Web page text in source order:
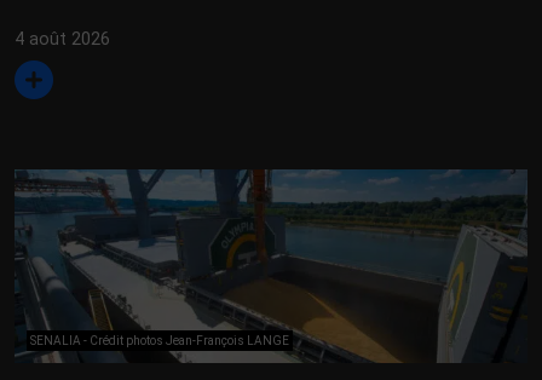
4 août 2026
SENALIA - Crédit photos Jean-François LANGE